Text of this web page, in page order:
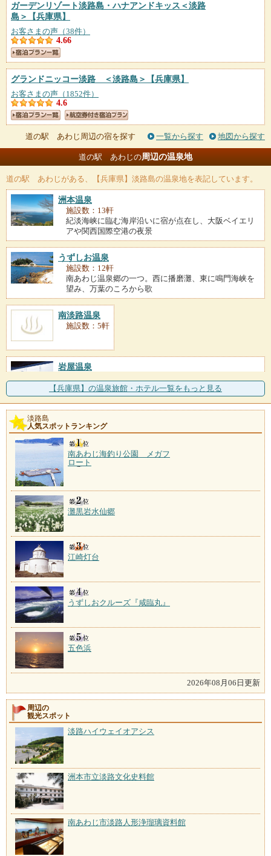
ガーデンリゾート淡路島・ハナアンドキッス＜淡路
島＞
【兵庫県】
お客さまの声（38件）
4.66
グランドニッコー淡路 ＜淡路島＞ 【兵庫県】
お客さまの声（1852件）
4.6
道の駅 あわじ周辺の宿を探す 一覧から探す 地図から探す
道の駅 あわじの周辺の温泉地
道の駅 あわじ がある、【兵庫県】淡路島の温泉地を表記しています。
洲本温泉
施設数：13軒
紀淡海峡に臨む海岸沿いに宿が点在し、大阪ベイエリ
アや関西国際空港の夜景
うずしお温泉
施設数：12軒
南あわじ温泉郷の一つ。西に播磨灘、東に鳴門海峡を
望み、万葉のころから歌
南淡路温泉
施設数：5軒
岩屋温泉
十数年前ボーリングに成功した温泉で、島内では老舗
格。岩屋大和島海岸の地
東浦花の湯
施設数：1軒
平成13年に開湯した温泉で、公共施設「東浦サンパー
ク」が湯元。併設施設
【兵庫県】の温泉旅館・ホテル一覧をもっと見る
淡路島
人気スポットランキング
南あわじ海釣り公園 メガフ
ロート
灘黒岩水仙郷
江崎灯台
うずしおクルーズ『咸臨丸』
五色浜
2026年08月06日更新
周辺の
観光スポット
淡路ハイウェイオアシス
洲本市立淡路文化史料館
南あわじ市淡路人形浄瑠璃資料館